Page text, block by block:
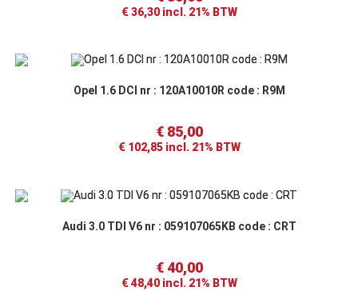
€36,30incl. 21% BTW
Opel 1.6 DCI nr : 120A10010R code : R9M
€85,00
€102,85incl. 21% BTW
Audi 3.0 TDI V6 nr : 059107065KB code : CRT
€40,00
€48,40incl. 21% BTW